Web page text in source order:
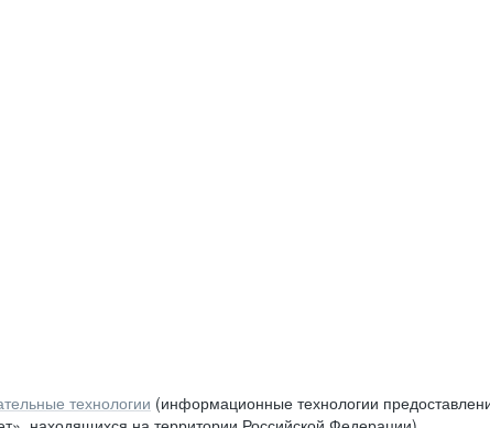
технологии (информационные технологии